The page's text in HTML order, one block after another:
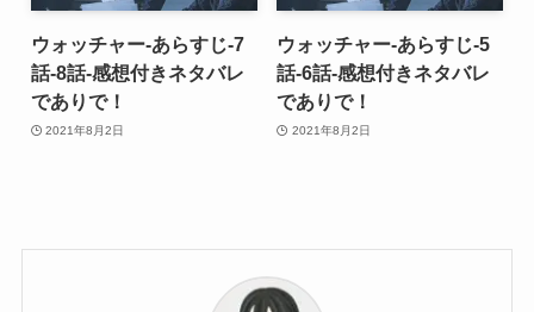
ウォッチャー-あらすじ-7
話-8話-感想付きネタバレ
でありで！
2021年8月2日
ウォッチャー-あらすじ-5
話-6話-感想付きネタバレ
でありで！
2021年8月2日